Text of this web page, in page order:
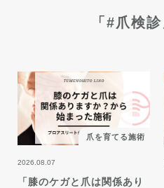
「#爪検
爪を育てる施術
2026.08.07
「膝のケガと爪は関係あり